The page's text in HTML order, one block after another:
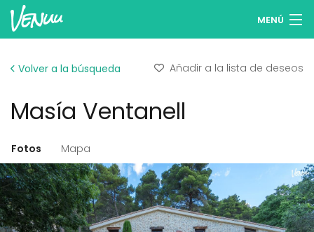
MENÚ
Iniciar sesión
Publicar tu espacio
Volver a la búsqueda Añadir a la lista de deseos
Masía Ventanell
Fotos Mapa